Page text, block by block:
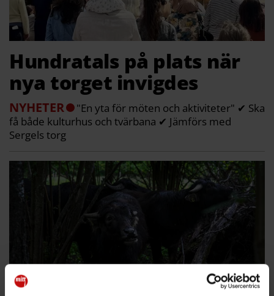
Hundratals på plats när
nya torget invigdes
NYHETER
"En yta för möten och aktiviteter" ✔ Ska
få både kulturhus och tvärbana ✔ Jämförs med
Sergels torg